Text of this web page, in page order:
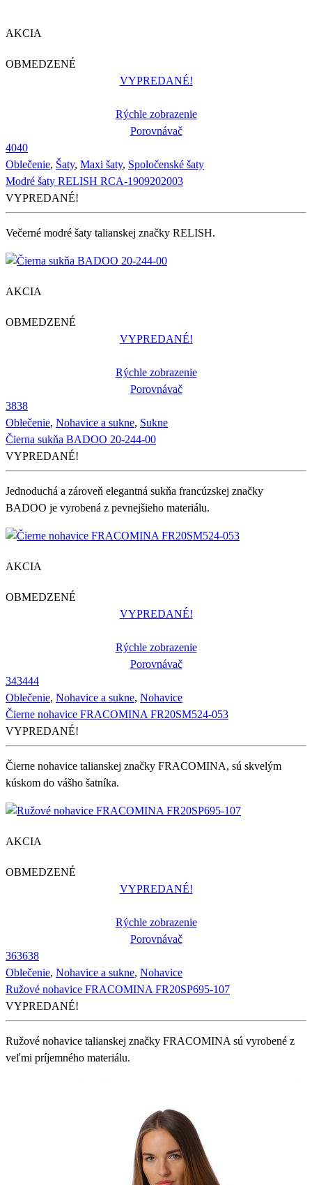
AKCIA
OBMEDZENÉ
VYPREDANÉ!
Rýchle zobrazenie
Porovnávač
4040
Oblečenie, Šaty, Maxi šaty, Spoločenské šaty
Modré šaty RELISH RCA-1909202003
VYPREDANÉ!
Večerné modré šaty talianskej značky RELISH.
AKCIA
OBMEDZENÉ
VYPREDANÉ!
Rýchle zobrazenie
Porovnávač
3838
Oblečenie, Nohavice a sukne, Sukne
Čierna sukňa BADOO 20-244-00
VYPREDANÉ!
Jednoduchá a zároveň elegantná sukňa francúzskej značky
BADOO je vyrobená z pevnejšieho materiálu.
AKCIA
OBMEDZENÉ
VYPREDANÉ!
Rýchle zobrazenie
Porovnávač
343444
Oblečenie, Nohavice a sukne, Nohavice
Čierne nohavice FRACOMINA FR20SM524-053
VYPREDANÉ!
Čierne nohavice talianskej značky FRACOMINA, sú skvelým
kúskom do vášho šatníka.
AKCIA
OBMEDZENÉ
VYPREDANÉ!
Rýchle zobrazenie
Porovnávač
363638
Oblečenie, Nohavice a sukne, Nohavice
Ružové nohavice FRACOMINA FR20SP695-107
VYPREDANÉ!
Ružové nohavice talianskej značky FRACOMINA sú vyrobené z
veľmi príjemného materiálu.